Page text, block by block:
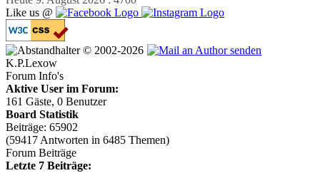
Like us @
© 2002-2026
K.P.Lexow
Forum Info's
Aktive User im Forum:
161 Gäste, 0 Benutzer
Board Statistik
Beiträge: 65902
(59417 Antworten in 6485 Themen)
Forum Beiträge
Letzte 7 Beiträge: